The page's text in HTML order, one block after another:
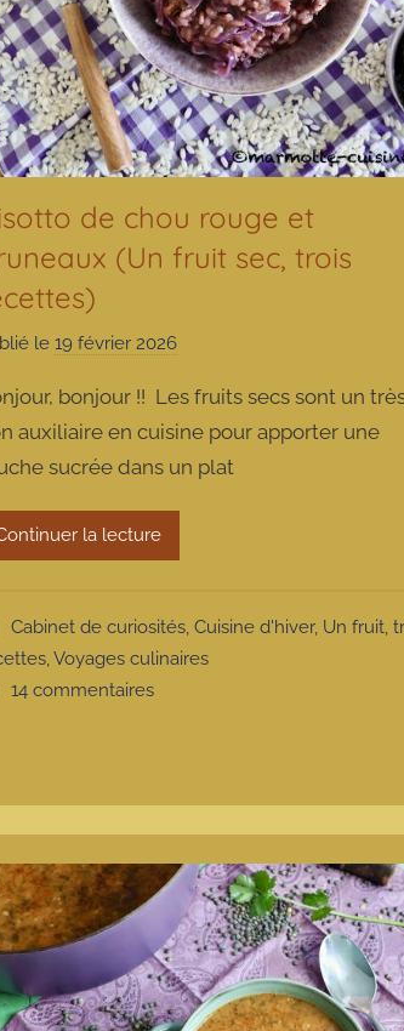
de chou rouge et
(Un fruit sec, trois
le19 février 2026
r
m
a
o
t
e
bonjour !! Les fruits secs sont un
auxiliaire en cuisine pour apporter une
sucrée dans un plat
la lecture
Cabinet de curiosités, Cuisine d'hiver, Un fruit,
,Voyages culinaires
14 commentaires